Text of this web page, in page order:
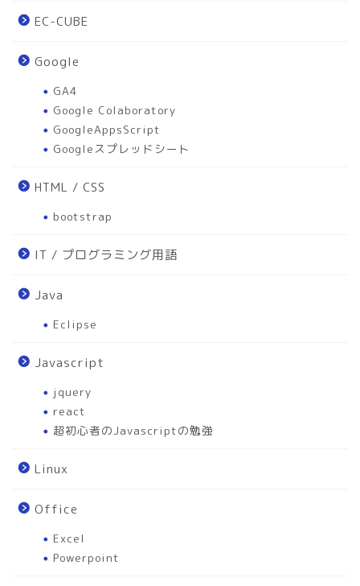
EC-CUBE
Google
GA4
Google Colaboratory
GoogleAppsScript
Googleスプレッドシート
HTML / CSS
bootstrap
IT / プログラミング用語
Java
Eclipse
Javascript
jquery
react
超初心者のJavascriptの勉強
Linux
Office
Excel
Powerpoint